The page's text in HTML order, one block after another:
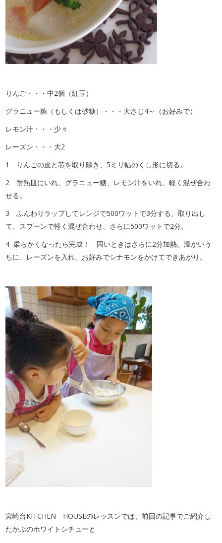
りんご・・・中2個（紅玉）
グラニュー糖（もしくは砂糖）・・・大さじ4～（お好みで）
レモン汁・・・少々
レーズン・・・大2
1 りんごの皮と芯を取り除き、5ミリ幅のくし形に切る。
2 耐熱皿にいれ、グラニュー糖、レモン汁をいれ、軽く混ぜ合わ
せる。
3 ふんわりラップしてレンジで500ワットで3分する。取り出し
て、スプーンで軽く混ぜ合わせ、さらに500ワットで2分。
4 柔らかくなったら完成！ 固いときはさらに2分加熱。温かいう
ちに、レーズンを入れ、お好みでシナモンをかけてできあがり。
宮崎台KITCHEN HOUSEのレッスンでは、前回の記事でご紹介し
たかぶのホワイトシチューと